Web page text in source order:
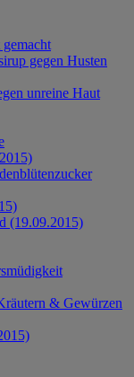
gegen Husten
unreine Haut
(19.09.2015)
& Gewürzen